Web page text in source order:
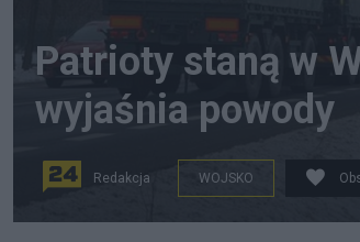
Patrioty staną w
wyjaśnia powody
Redakcja WOJSKO